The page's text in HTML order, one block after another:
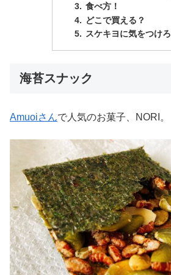
食べ方！
どこで買える？
スケキヨに気をつけろ
海苔スナック
Amuoiさんで人気のお菓子、NORI。